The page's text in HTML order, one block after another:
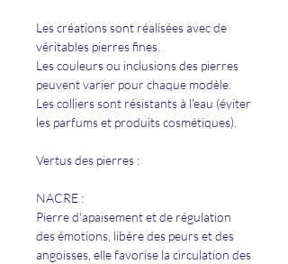
Les créations sont réalisées avec de
véritables pierres fines.
Les couleurs ou inclusions des pierres
peuvent varier pour chaque modèle.
Les colliers sont résistants à l'eau (éviter
les parfums et produits cosmétiques).
Vertus des pierres :
NACRE :
Pierre d'apaisement et de régulation
des émotions, libère des peurs et des
angoisses, elle favorise la circulation des